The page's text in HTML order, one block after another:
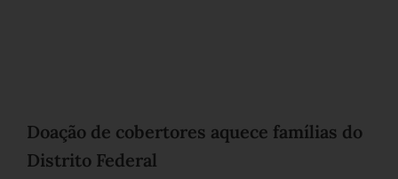
Doação de cobertores aquece famílias do
Distrito Federal